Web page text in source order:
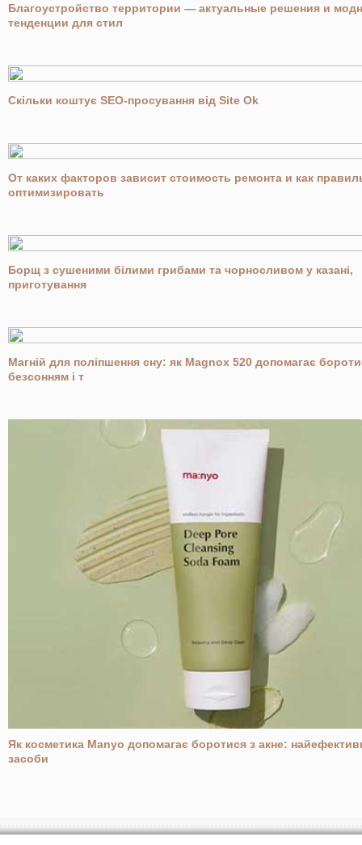
Благоустройство территории — актуальные решения и
тенденции для стил
Скільки коштує SEO-просування від Site Ok
От каких факторов зависит стоимость ремонта и как
оптимизировать
Борщ з сушеними білими грибами та чорносливом у казані,
приготування
Магній для поліпшення сну: як Magnox 520 допомагає
безсонням і т
Як косметика Manyo допомагає боротися з акне:
засоби